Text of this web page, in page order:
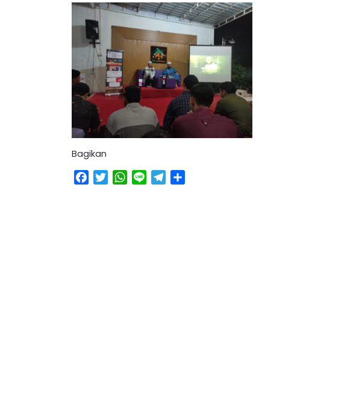
Bagikan
Facebook
TwitterWhatsApp
Line Telegram